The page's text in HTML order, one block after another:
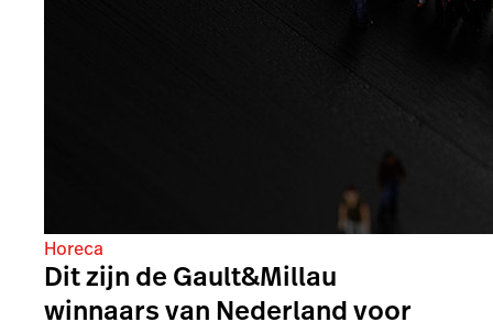
Horeca
Dit zijn de Gault&Millau
winnaars van Nederland voor